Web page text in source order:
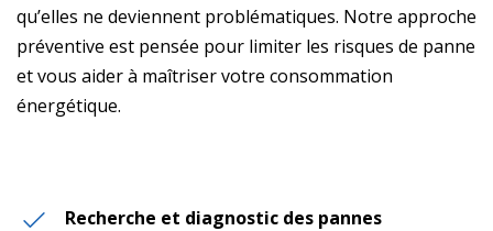
qu’elles ne deviennent problématiques. Notre approche
préventive est pensée pour limiter les risques de panne
et vous aider à maîtriser votre consommation
énergétique.
Recherche et diagnostic des pannes